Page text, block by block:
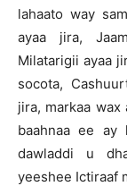
lahaato way
ayaa jira,
Milatarigii ayaa
socota,
jira, markaa
baahnaa ee ay
dawladdi u
yeeshee Ictiraaf